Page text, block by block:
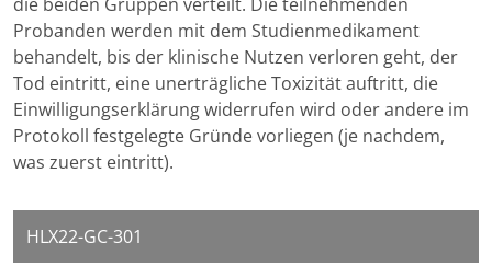
Probanden werden mit dem Studienmedikament
behandelt, bis der klinische Nutzen verloren geht, der
Tod eintritt, eine unerträgliche Toxizität auftritt, die
Einwilligungserklärung widerrufen wird oder andere im
Protokoll festgelegte Gründe vorliegen (je nachdem,
was zuerst eintritt).
HLX22-GC-301